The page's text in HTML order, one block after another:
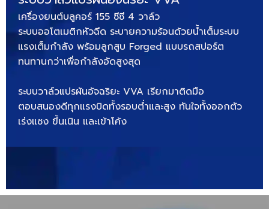
เครื่องยนต์บลูคอร์ 155 ซีซี 4 วาล์ว
ระบบออโตเมติกหัวฉีด ระบายความร้อนด้วยน้ำเต็มระบบ
แรงเต็มกำลัง พร้อมลูกสูบ Forged แบบรถสปอร์ต
ทนทานกว่าเพื่อกำลังอัดสูงสุด
ระบบวาล์วแปรผันอัจฉริยะ VVA เรียกมาติดมือ
ตอบสนองดีทุกแรงบิดทั้งรอบต่ำและสูง ทันใจทั้งออกตัว
เร่งแซง ขึ้นเนิน และเข้าโค้ง